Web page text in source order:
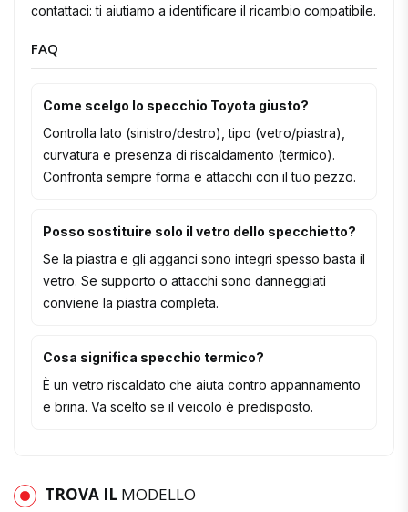
contattaci: ti aiutiamo a identificare il ricambio compatibile.
FAQ
Come scelgo lo specchio Toyota giusto?
Controlla lato (sinistro/destro), tipo (vetro/piastra),
curvatura e presenza di riscaldamento (termico).
Confronta sempre forma e attacchi con il tuo pezzo.
Posso sostituire solo il vetro dello specchietto?
Se la piastra e gli agganci sono integri spesso basta il
vetro. Se supporto o attacchi sono danneggiati
conviene la piastra completa.
Cosa significa specchio termico?
È un vetro riscaldato che aiuta contro appannamento
e brina. Va scelto se il veicolo è predisposto.
TROVA IL MODELLO